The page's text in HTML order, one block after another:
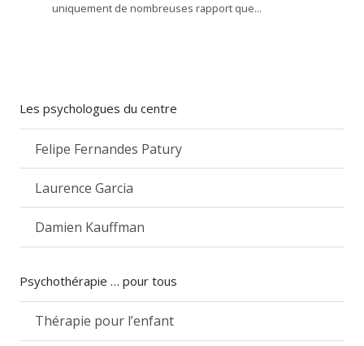
uniquement de nombreuses rapport que...
Les psychologues du centre
Felipe Fernandes Patury
Laurence Garcia
Damien Kauffman
Psychothérapie … pour tous
Thérapie pour l’enfant